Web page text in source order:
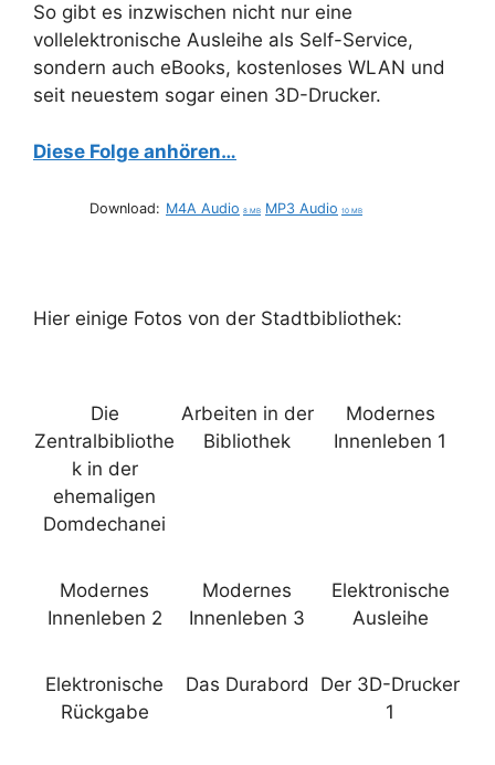
So gibt es inzwischen nicht nur eine
vollelektronische Ausleihe als Self-Service,
sondern auch eBooks, kostenloses WLAN und
seit neuestem sogar einen 3D-Drucker.
Diese Folge anhören…
Download: M4A Audio 8 MB MP3 Audio 10 MB
Hier einige Fotos von der Stadtbibliothek:
Die
Zentralbibliothe
k in der
ehemaligen
Domdechanei
Arbeiten in der
Bibliothek
Modernes
Innenleben 1
Modernes
Innenleben 2
Modernes
Innenleben 3
Elektronische
Ausleihe
Elektronische
Rückgabe
Das Durabord
Der 3D-Drucker
1